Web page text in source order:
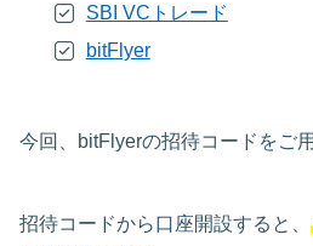
SBI VCトレード
bitFlyer
今回、bitFlyerの招待コードをご
招待コードから口座開設すると、